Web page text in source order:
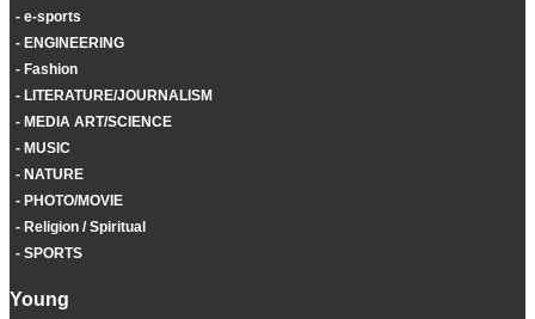
e-sports
ENGINEERING
Fashion
LITERATURE/JOURNALISM
MEDIA ART/SCIENCE
MUSIC
NATURE
PHOTO/MOVIE
Religion / Spiritual
SPORTS
Young